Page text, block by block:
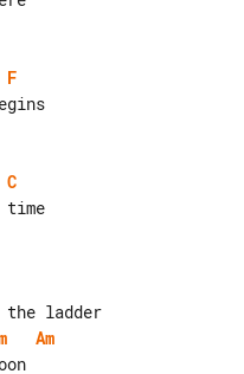
F
C
Am